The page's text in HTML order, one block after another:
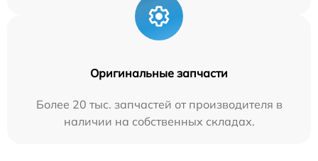
Оригинальные запчасти
Более 20 тыс. запчастей от производителя в
наличии на собственных складах.